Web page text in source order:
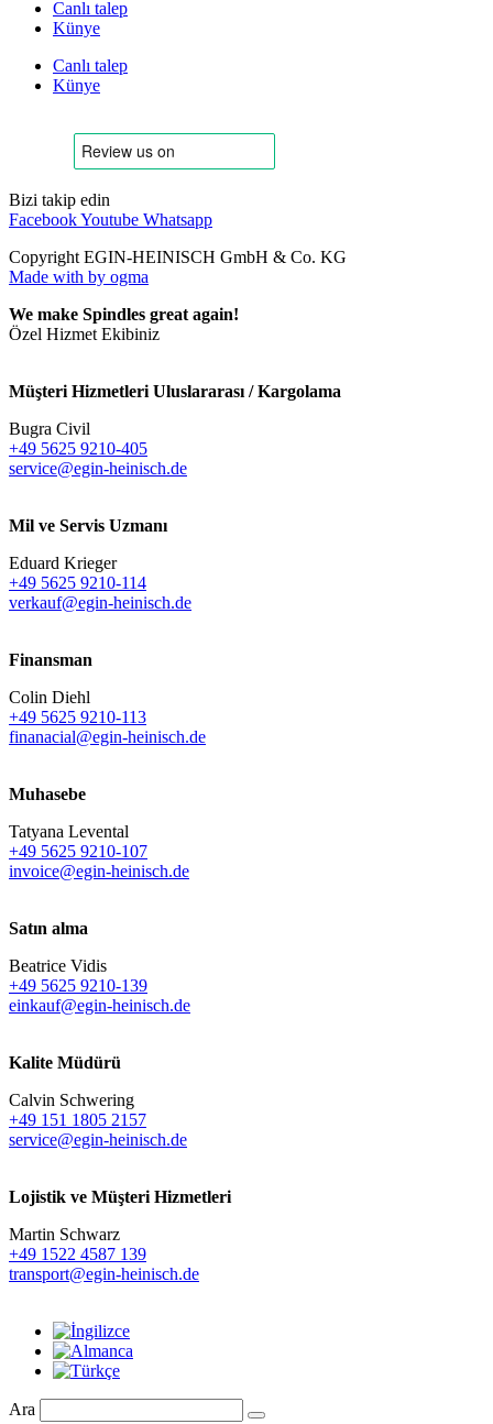
Canlı talep
Künye
Canlı talep
Künye
Bizi takip edin
FacebookYoutube Whatsapp
Copyright EGIN-HEINISCH GmbH & Co. KG
Made with by ogma
We make Spindles great again!
Özel Hizmet Ekibiniz
Müşteri Hizmetleri Uluslararası / Kargolama
Bugra Civil
+49 5625 9210-405
service@egin-heinisch.de
Mil ve Servis Uzmanı
Eduard Krieger
+49 5625 9210-114
verkauf@egin-heinisch.de
Finansman
Colin Diehl
+49 5625 9210-113
finanacial@egin-heinisch.de
Muhasebe
Tatyana Levental
+49 5625 9210-107
invoice@egin-heinisch.de
Satın alma
Beatrice Vidis
+49 5625 9210-139
einkauf@egin-heinisch.de
Kalite Müdürü
Calvin Schwering
+49 151 1805 2157
service@egin-heinisch.de
Lojistik ve Müşteri Hizmetleri
Martin Schwarz
+49 1522 4587 139
transport@egin-heinisch.de
Ara